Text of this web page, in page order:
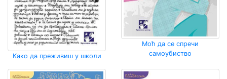
Како да преживиш у школи
Моћ да се спречи
самоубиство